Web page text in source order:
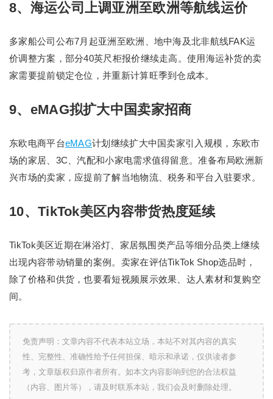
8、海运公司上调亚洲至欧洲等航线运价
多家船公司公布7月起亚洲至欧洲、地中海及北非航线FAK运
价调整方案，部分40英尺柜报价继续走高。使用海运补货的卖
家需要提前锁定仓位，并重新计算旺季到仓成本。
9、eMAG拟扩大中国卖家招商
东欧电商平台eMAG计划继续扩大中国卖家引入规模，东欧市
场的家居、3C、汽配和小家电需求值得留意。准备布局欧洲新
兴市场的卖家，应提前了解当地物流、税务和平台入驻要求。
10、TikTok美区内容带货热度延续
TikTok美区近期在淋浴灯、家居氛围类产品等细分品类上继续
出现内容带动销量的案例。卖家在评估TikTok Shop选品时，
除了价格和供货，也要看短视频展示效果、达人素材和复购空
间。
免责声明：文章内容不代表本站立场，本站不对其内容的真实
性、完整性、准确性给予任何担保、暗示和承诺，仅供读者参
考，文章版权归原作者所有。如本文内容影响到您的合法权益
（内容、图片等），请及时联系本站，我们会及时删除处理。